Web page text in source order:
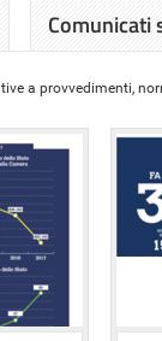
Comunicati
a provvedimenti,